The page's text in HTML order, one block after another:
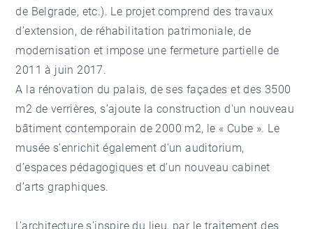
de Belgrade, etc.). Le projet comprend des travaux
d’extension, de réhabilitation patrimoniale, de
modernisation et impose une fermeture partielle de
2011 à juin 2017.
A la rénovation du palais, de ses façades et des 3500
m2 de verrières, s’ajoute la construction d'un nouveau
bâtiment contemporain de 2000 m2, le « Cube ». Le
musée s’enrichit également d’un auditorium,
d’espaces pédagogiques et d’un nouveau cabinet
d’arts graphiques.
L’architecture s’inspire du lieu, par le traitement des